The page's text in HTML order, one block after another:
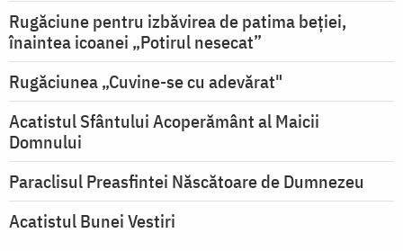
Rugăciune pentru izbăvirea de patima beției,
înaintea icoanei „Potirul nesecat”
Rugăciunea „Cuvine-se cu adevărat"
Acatistul Sfântului Acoperământ al Maicii
Domnului
Paraclisul Preasfintei Născătoare de Dumnezeu
Acatistul Bunei Vestiri